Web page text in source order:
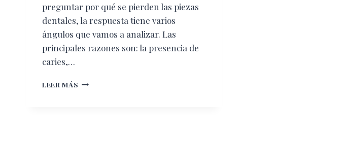
preguntar por qué se pierden las piezas
dentales, la respuesta tiene varios
ángulos que vamos a analizar. Las
principales razones son: la presencia de
caries,…
LEER MÁS PÉRDIDA